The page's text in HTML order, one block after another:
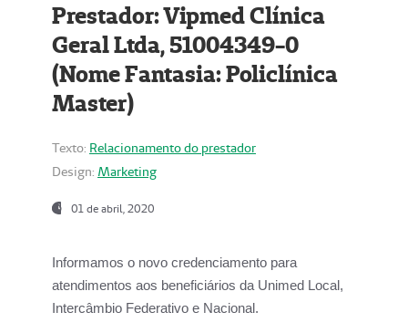
Prestador: Vipmed Clínica
Geral Ltda, 51004349-0
(Nome Fantasia: Policlínica
Master)
Texto: Relacionamento do prestador
Design: Marketing
01 de abril, 2020
Informamos o novo credenciamento para
atendimentos aos beneficiários da Unimed Local,
Intercâmbio Federativo e Nacional.